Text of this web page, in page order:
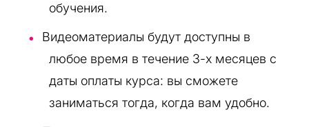
обучения.
Видеоматериалы будут доступны в
любое время в течение 3-х месяцев с
даты оплаты курса: вы сможете
заниматься тогда, когда вам удобно.